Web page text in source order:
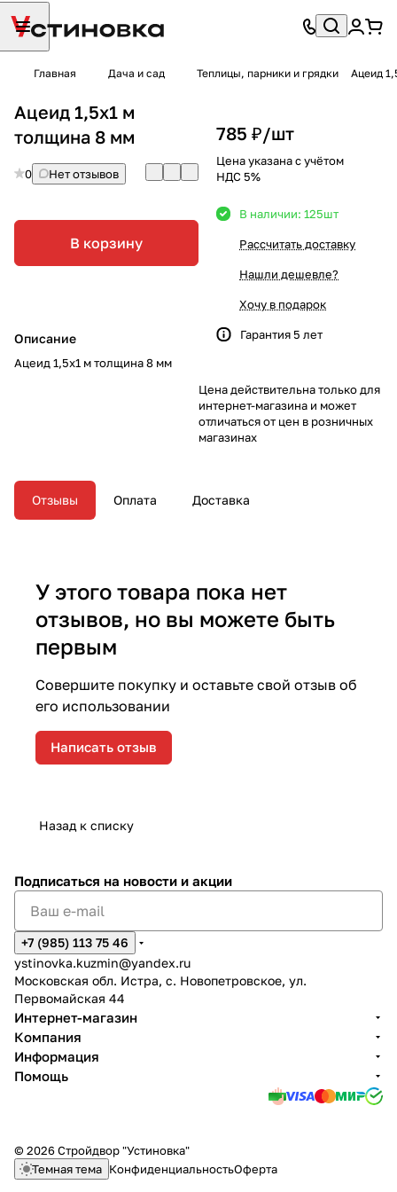
Главная Дача и сад Теплицы, парники и грядки Ацеид
Ацеид 1,5х1 м
толщина 8 мм
0 Нет отзывов
В корзину
Описание
Ацеид 1,5х1 м толщина 8 мм
785 ₽/шт
Цена указана с учётом
НДС 5%
В наличии: 125шт
Рассчитать доставку
Нашли дешевле?
Хочу в подарок
Гарантия 5 лет
Цена действительна только для
интернет-магазина и может
отличаться от цен в розничных
магазинах
Отзывы Оплата Доставка
У этого товара пока нет
отзывов, но вы можете быть
первым
Совершите покупку и оставьте свой отзыв об
его использовании
Написать отзыв
Назад к списку
Подписаться на новости и акции
+7 (985) 113 75 46
ystinovka.kuzmin@yandex.ru
Московская обл. Истра, с. Новопетровское, ул.
Первомайская 44
Интернет-магазин
Компания
Информация
Помощь
© 2026 Стройдвор "Устиновка"
Темная тема КонфиденциальностьОферта